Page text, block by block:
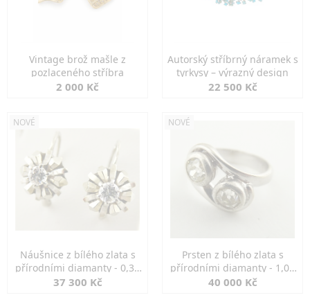
Vintage brož mašle z
pozlaceného stříbra
2 000 Kč
Autorský stříbrný náramek s
tyrkysy – výrazný design
22 500 Kč
NOVÉ
Náušnice z bílého zlata s
přírodními diamanty - 0,30
ct
37 300 Kč
NOVÉ
Prsten z bílého zlata s
přírodními diamanty - 1,00
ct
40 000 Kč